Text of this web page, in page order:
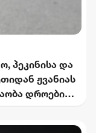
პეკინისა და
ჟვანიას
დროებით